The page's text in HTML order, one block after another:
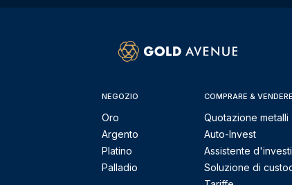
NEGOZIO
Oro
Argento
Platino
Palladio
COMPRARE & VENDERE
Quotazione metalli
Auto-Invest
Assistente
Soluzione di